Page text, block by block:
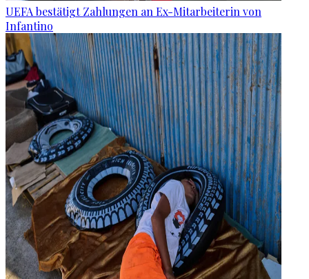
UEFA bestätigt Zahlungen an Ex-Mitarbeiterin von
Infantino